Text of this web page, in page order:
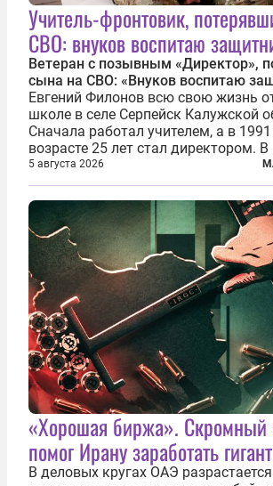
Учитель-фронтовик,
СВО: внуков воспитаю
Ветеран с позывным «Директор»,
сына на СВО: «Внуков воспитаю
Евгений Филонов всю свою жизнь
школе в селе Серпейск Калужской
Сначала работал учителем, а в 1991
возрасте 25 лет стал директором.
90-е он сумел спасти школу от
временем сделал ее лучшей в
в возрасте 57 лет вслед за сыном...
5 августа 2026
«Хорошая биржа». Скромный
помог Ирану заработать
В деловых кругах ОАЭ